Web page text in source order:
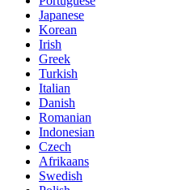
Japanese
Korean
Irish
Greek
Turkish
Italian
Danish
Romanian
Indonesian
Czech
Afrikaans
Swedish